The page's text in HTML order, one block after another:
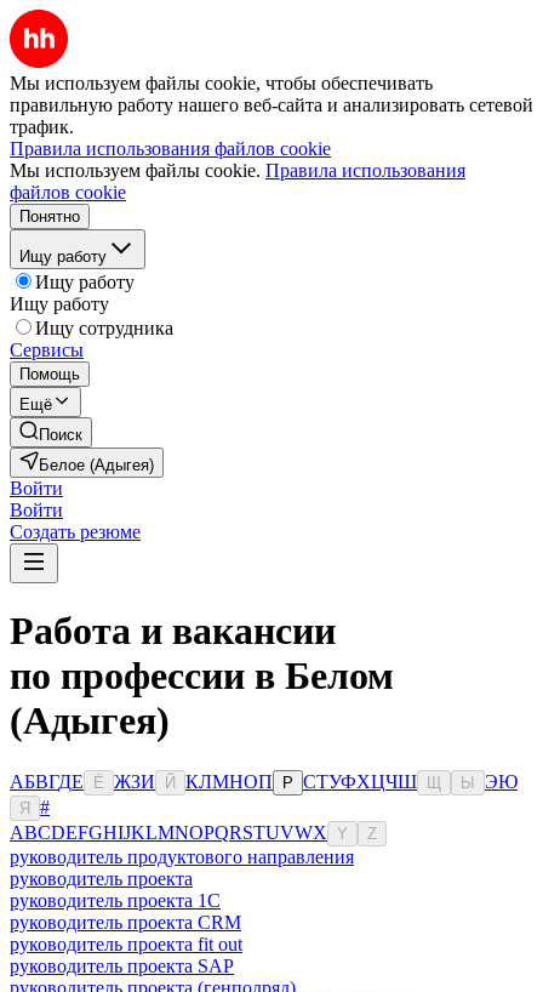
Мы используем файлы cookie, чтобы обеспечивать
правильную работу нашего веб-сайта и анализировать сетевой
трафик.
Правила использования файлов cookie
Мы используем файлы cookie. Правила использования
файлов cookie
Понятно
Ищу работу
Ищу работу
Ищу работу
Ищу сотрудника
Сервисы
Помощь
Ещё
Поиск
Белое (Адыгея)
Войти
Войти
Создать резюме
Работа и вакансии
по профессии в Белом
(Адыгея)
АБВГДЕ Ё ЖЗИ Й КЛМНОП Р СТУФХЦЧШ Ы ЭЮ
Я
#
ABCDEFGHIJKLMNOPQRSTUVWX Y Z
руководитель продуктового направления
руководитель проекта
руководитель проекта 1C
руководитель проекта CRM
руководитель проекта fit out
руководитель проекта SAP
руководитель проекта (генподряд)